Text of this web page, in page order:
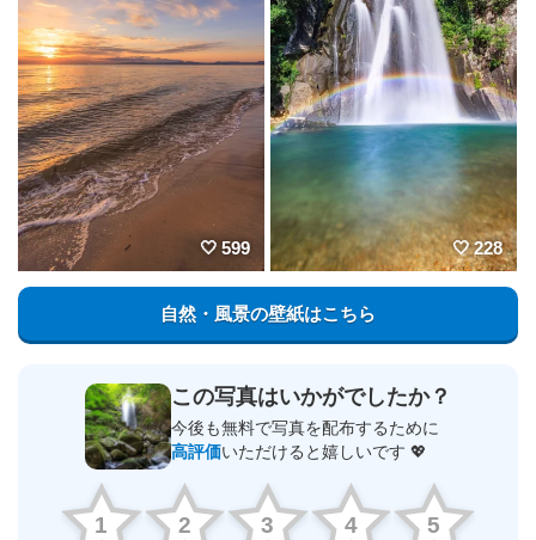
599 228
自然・風景の壁紙はこちら
この写真はいかがでしたか？
今後も無料で写真を配布するために
高評価いただけると嬉しいです 💖
1 2 3 4 5